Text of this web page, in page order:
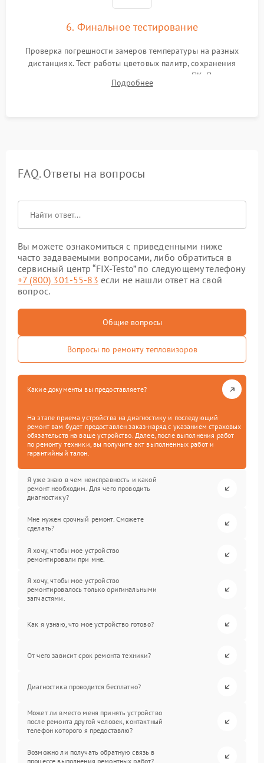
6. Финальное тестирование
Проверка погрешности замеров температуры на разных
дистанциях. Тест работы цветовых палитр, сохранения
термограмм в память и передачи данных на ПК. Проверка
автономности работы и итоговый контроль качества.
Подробнее
FAQ. Ответы на вопросы
Вы можете ознакомиться с приведенными ниже
часто задаваемыми вопросами, либо обратиться в
сервисный центр “FIX-Testo” по следующему телефону
+7 (800) 301-55-83 если не нашли ответ на свой
вопрос.
Общие вопросы
Вопросы по ремонту тепловизоров
Какие документы вы предоставляете?
На этапе приема устройства на диагностику и последующий
ремонт вам будет предоставлен заказ-наряд с указанием страховых
обязательств на ваше устройство. Далее, после выполнения работ
по ремонту техники, вы получите акт выполненных работ и
гарантийный талон.
Я уже знаю в чем неисправность и какой
ремонт необходим. Для чего проводить
диагностику?
Мне нужен срочный ремонт. Сможете
сделать?
Я хочу, чтобы мое устройство
ремонтировали при мне.
Я хочу, чтобы мое устройство
ремонтировалось только оригинальными
запчастями.
Как я узнаю, что мое устройство готово?
От чего зависит срок ремонта техники?
Диагностика проводится бесплатно?
Может ли вместо меня принять устройство
после ремонта другой человек, контактный
телефон которого я предоставлю?
Возможно ли получать обратную связь в
процессе выполнения ремонтных работ?